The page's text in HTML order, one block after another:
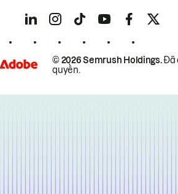
© 2026 Semrush Holdings.Đã
quyền.